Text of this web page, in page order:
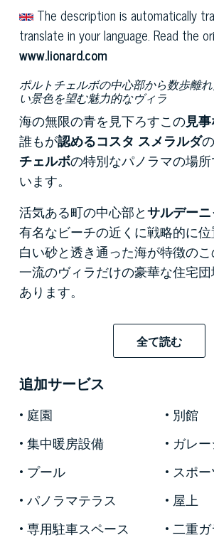
The description is automatically
translate in your language. Read the
www.lionard.com
ポルトチェルボの中心部から数歩離
い景色を望む魅力的なヴィラ
海の無限の青を見下ろすこの見
誰もが認めるコスタ スメラルダ
チェルボの特別なパノラマの場
います。
活気ある町の中心部とサルデーニ
有名なビーチの近くに戦略的に
白い砂と透き通った海が特徴のこ
一流のヴィラだけの豪華な住宅
あります。
最近改装された 315 平方メートル
つのレベルにまたがっており、
ルの素晴らしい庭園が敷地を囲ん
なプライバシーを享受できる完璧
メイン ヴィラの隣の緑豊かな庭
ム、トルコ式バス、大きなスイミ
つのプライベート ガレージもあり
別館には、スタッフ用のベッドル
スルームがあります。
全て読む
追加サービス
庭園
別館
集中暖房設備
ガレ
プール
スポ
パノラマテラス
屋上
専用駐車スペース
二重